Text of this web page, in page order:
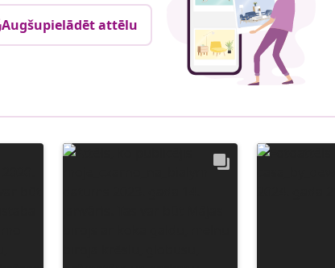
Augšupielādēt attēlu